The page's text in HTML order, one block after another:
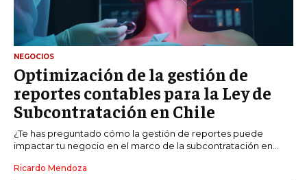
NEGOCIOS
Optimización de la gestión de
reportes contables para la Ley de
Subcontratación en Chile
¿Te has preguntado cómo la gestión de reportes puede
impactar tu negocio en el marco de la subcontratación en...
Ricardo Mendoza